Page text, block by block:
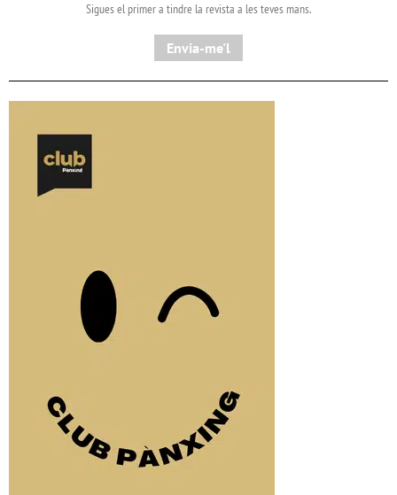
Sigues el primer a tindre la revista a les teves mans.
Envia-me'l